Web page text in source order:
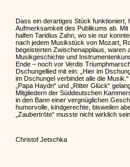
Dass ein derartiges Stück funktioniert,
Aufmerksamkeit des Publikums ab.
halfen Taridius Zahn, wo sie nur
nach jedem Musikstück von Mozart,
begeisterten Zwischenapplaus, waren
Musikgeschichte und
Ende – noch vor Verdis
Dschungellied mit ein: „Hier im
im Dschungel verbindet alle die
„Papa Haydn“ und „Ritter Glück“
Mitgliedern der Süddeutschen
in den Bann einer vergnüglichen
humorvolle, kindgerechte, bisweilen
„Zaubertröte“ musste nicht wirklich
Christof Jetschka